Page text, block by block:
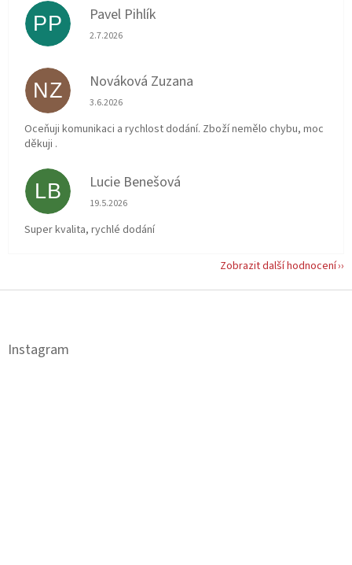
PP Pavel Pihlík
Hodnocení obchodu je 5 z 5 hvězdiček.
2.7.2026
NZ Nováková Zuzana
Hodnocení obchodu je 5 z 5 hvězdiček.
3.6.2026
Oceňuji komunikaci a rychlost dodání. Zboží nemělo chybu, moc
děkuji .
LB Lucie Benešová
Hodnocení obchodu je 5 z 5 hvězdiček.
19.5.2026
Super kvalita, rychlé dodání
Zobrazit další hodnocení
Z
Instagram